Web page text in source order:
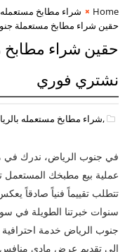
Home
شراء مطابخ مستعمله
حقين شراء مطابخ مستعملة
حقين شراء
نشتري فوري
,شراء مطابخ مستعمله
في جنوب الرياض، ندرك في
عملية بيع مطبخك المستعمل
تتطلب تقييماً فنياً صادقاً
سنوات خبرتنا الطويلة في
جنوب الرياض خدمة
إلى تقديم عرض مادي منافس